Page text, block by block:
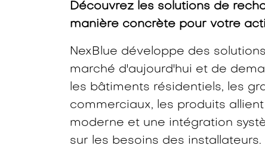
Découvrez les solutions de
manière concrète pour votre
NexBlue développe des
marché d'aujourd'hui et de
les bâtiments résidentiels, les
commerciaux, les produits
moderne et une intégration
sur les besoins des installateurs.